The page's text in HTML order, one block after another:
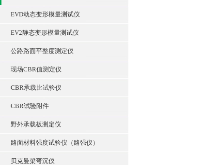
EVD动态变形模量测试仪
EV2静态变形模量测试仪
公路路面平整度测定仪
现场CBR值测定仪
CBR承载比试验仪
CBR试验附件
野外承载板测定仪
路面材料强度试验仪（路强仪）
贝克曼梁弯沉仪